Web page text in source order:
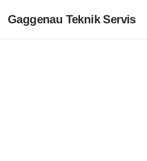
Gaggenau Teknik Servis